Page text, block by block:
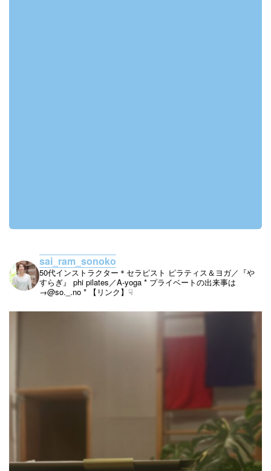
sai_ram_sonoko
50代インストラクター＊セラピスト ピラティス＆ヨガ／『や
すらぎ』
phi pilates／A-yoga * プライベートの出来事は
→@so._.no * 【リンク】☟